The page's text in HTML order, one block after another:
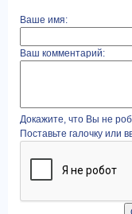
Ваше имя:
Ваш комментарий:
Докажите, что Вы не
Поставьте галочку или